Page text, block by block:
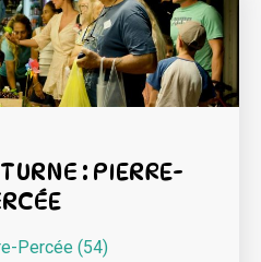
: PIERRE-
Percée (54)